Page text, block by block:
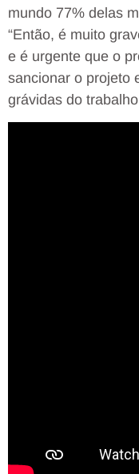
mundo 77% delas
“Então, é muito
e é urgente que o
sancionar o projeto
grávidas do